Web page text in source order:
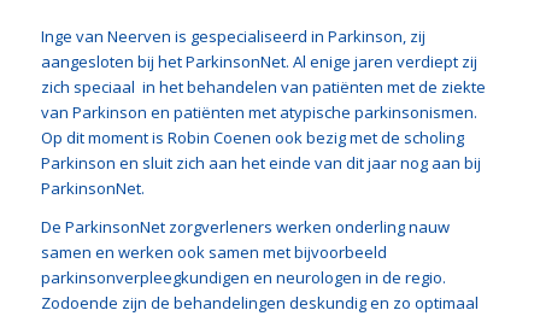
Inge van Neerven is gespecialiseerd in Parkinson, zij
aangesloten bij het ParkinsonNet. Al enige jaren verdiept zij
zich speciaal in het behandelen van patiënten met de ziekte
van Parkinson en patiënten met atypische parkinsonismen.
Op dit moment is Robin Coenen ook bezig met de scholing
Parkinson en sluit zich aan het einde van dit jaar nog aan bij
ParkinsonNet.
De ParkinsonNet zorgverleners werken onderling nauw
samen en werken ook samen met bijvoorbeeld
parkinsonverpleegkundigen en neurologen in de regio.
Zodoende zijn de behandelingen deskundig en zo optimaal